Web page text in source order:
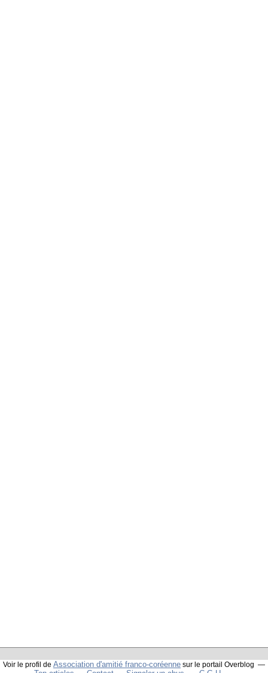
Voir le profil de Association d'amitié franco-coréenne sur le portail Overblog